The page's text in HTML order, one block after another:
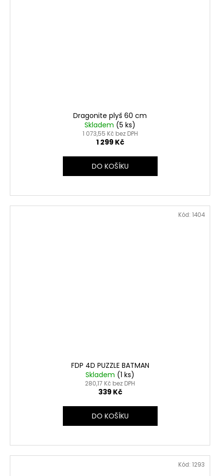
Dragonite plyš 60 cm
Skladem (5 ks)
1 073,55 Kč bez DPH
1 299 Kč
DO KOŠÍKU
FDP 4D PUZZLE BATMAN
Skladem (1 ks)
280,17 Kč bez DPH
339 Kč
DO KOŠÍKU
Kód: 1404
Kód: 1293